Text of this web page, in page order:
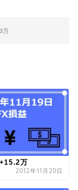
万
万
2012年11月20日